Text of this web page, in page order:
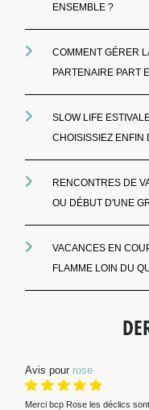
ENSEMBLE ?
COMMENT GÉRER
PARTENAIRE PART
SLOW LIFE
CHOISISSIEZ ENFIN
RENCONTRES DE
OU DÉBUT D'UNE
VACANCES EN
FLAMME LOIN DU
Avis pour rose
Merci bcp Rose les déclics sont